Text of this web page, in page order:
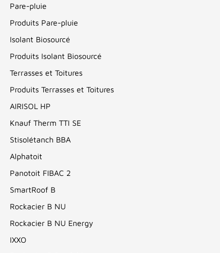
Pare-pluie
Produits Pare-pluie
Isolant Biosourcé
Produits Isolant Biosourcé
Terrasses et Toitures
Produits Terrasses et Toitures
AIRISOL HP
Knauf Therm TTI SE
Stisolétanch BBA
Alphatoit
Panotoit FIBAC 2
SmartRoof B
Rockacier B NU
Rockacier B NU Energy
IXXO